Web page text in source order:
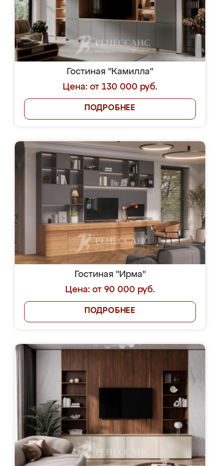
Гостиная "Камилла"
Цена: от 130 000 руб.
ПОДРОБНЕЕ
Гостиная "Ирма"
Цена: от 90 000 руб.
ПОДРОБНЕЕ